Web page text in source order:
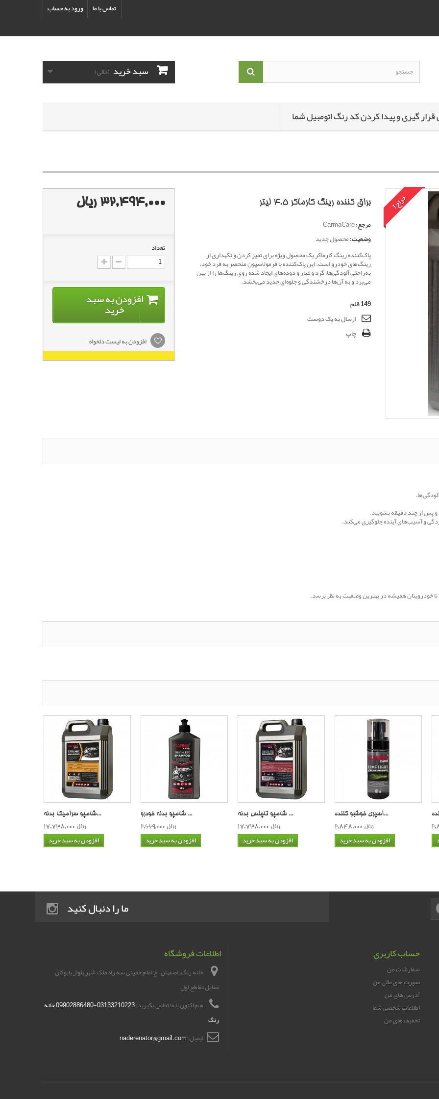
ورود به حساب تماس با ما
سبد خرید (خالی)
قرار گیری و پیدا کردن کد رنگ اتومبیل شما
حراج! براق کننده رینگ کارماکر 4.5 لیتر
مرجع:CarmaCare
وضعیت:محصول جدید
پاک‌کننده رینگ کارماکر یک محصول ویژه برای تمیز کردن و نگهداری از
رینگ‌های خودرو است. این پاک‌کننده با فرمولاسیون منحصر به فرد خود،
به‌راحتی آلودگی‌ها، گرد و غبار و دوده‌های ایجاد شده روی رینگ‌ها را از بین
می‌برد و به آن‌ها درخشندگی و جلوه‌ای جدید می‌بخشد.
149قلم
ارسال به یک دوست
چاپ
32,494,000 ریال
تعداد
افزودن به سبد
خرید
افزودن به لیست دلخواه
پس از چند دقیقه بشویید.
و آسیب‌های آینده جلوگیری می‌کند.
خودرویتان همیشه در بهترین وضعیت به نظر برسد.
شامپو سرامیک بدنه...
17,738,000 ریال
افزودن به سبد خرید
شامپو بدنه خودرو ...
2,669,000 ریال
افزودن به سبد خرید
شامپو تاچلس بدنه ...
17,738,000 ریال
افزودن به سبد خرید
اسپری خوشبو كننده...
2,848,000 ریال
افزودن به سبد خرید
ما را دنبال کنید
حساب کاربری
سفارشات من
صورت های مالی من
آدرس های من
اطلاعات شخصی شما
تخفیف های من
اطلاعات فروشگاه
خانه رنگ , اصفهان ، خ امام خمینی سه راه ملک شهر بلوار بابوکان
مقابل تقاطع اول
هم اکنون با ما تماس بگیرید:
03133210223-09902886480 خانه
رنگ
ایمیل:naderenator@gmail.com